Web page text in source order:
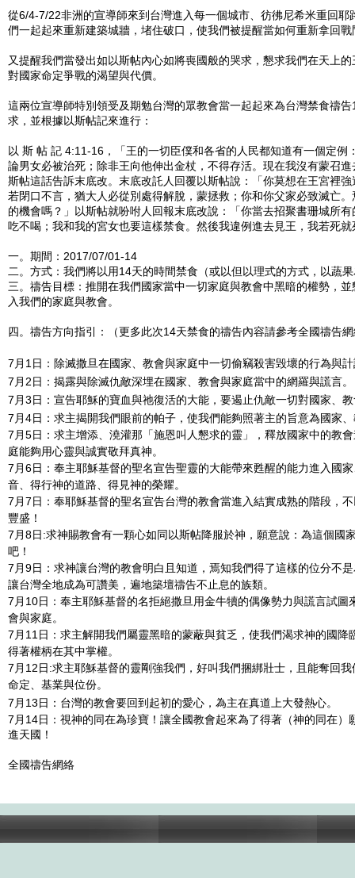
從6/4-7/22非洲的宣導師來到台灣進入每一個城市、彷彿尼希米重回耶
們一起起來重新建築城牆，堵住破口，使我們被提醒當如何重新拿回
又提醒我們當發出如以斯帖內心如將喪國般的哭求，懇求我們在天上
對國家命定爭戰的渴望與代價。
這兩位宣導師特別領受及期勉台灣的眾教會當一起起來為台灣禁食禱
求，並根據以斯帖記來進行：
以 斯 帖 記 4:11-16，「王的一切臣僕和各省的人民都知道有一個定例
論男女必被治死；除非王向他伸出金杖，不得存活。現在我沒有蒙召
斯帖這話告訴末底改。末底改託人回覆以斯帖說：「你莫想在王宮裡
若閉口不言，猶大人必從別處得解脫，蒙拯救；你和你父家必致滅亡
的機會嗎？」以斯帖就吩咐人回報末底改說：「你當去招聚書珊城所
吃不喝；我和我的宮女也要這樣禁食。然後我違例進去見王，我若死就
一。期間：2017/07/01-14
二。方式：我們將以用14天的時間禁食（或以但以理式的方式，以蔬
三。禱告目標：推開在我們國家當中一切家庭與教會中黑暗的權勢，
入我們的家庭與教會。
四。禱告方向指引：（更多此次14天禁食的禱告內容請參考全國禱告
7月1日：除滅撒旦在國家、教會與家庭中一切偷竊殺害毁壞的行為與
7月2日：揭露與除滅仇敵深埋在國家、教會與家庭當中的網羅與謊言。
7月3日：宣告耶穌的寶血與祂復活的大能，要遏止仇敵一切對國家、
7月4日：求主揭開我們眼前的帕子，使我們能夠照著主的旨意為國家
7月5日：求主增添、澆灌那「施恩叫人懇求的靈」，釋放國家中的教
庭能夠用心靈與誠實敬拜真神。
7月6日：奉主耶穌基督的聖名宣告聖靈的大能帶來甦醒的能力進入國
音、得行神的道路、得見神的榮耀。
7月7日：奉耶穌基督的聖名宣告台灣的教會當進入結實成熟的階段，
豐盛！
7月8日:求神賜教會有一顆心如同以斯帖降服於神，願意說：為這個國
吧！
7月9日：求神讓台灣的教會明白且知道，焉知我們得了這樣的位分不
讓台灣全地成為可讚美，遍地築壇禱告不止息的族類。
7月10日：奉主耶穌基督的名拒絕撒旦用金牛犢的偶像勢力與謊言試圖
會與家庭。
7月11日：求主解開我們屬靈黑暗的蒙蔽與貧乏，使我們渴求神的國降
得著權柄在其中掌權。
7月12日:求主耶穌基督的靈剛強我們，好叫我們捆綁壯士，且能奪回
命定、基業與位份。
7月13日：台灣的教會要回到起初的愛心，為主在真道上大發熱心。
7月14日：視神的同在為珍寶！讓全國教會起來為了得著（神的同在）
進天國！
全國禱告網絡